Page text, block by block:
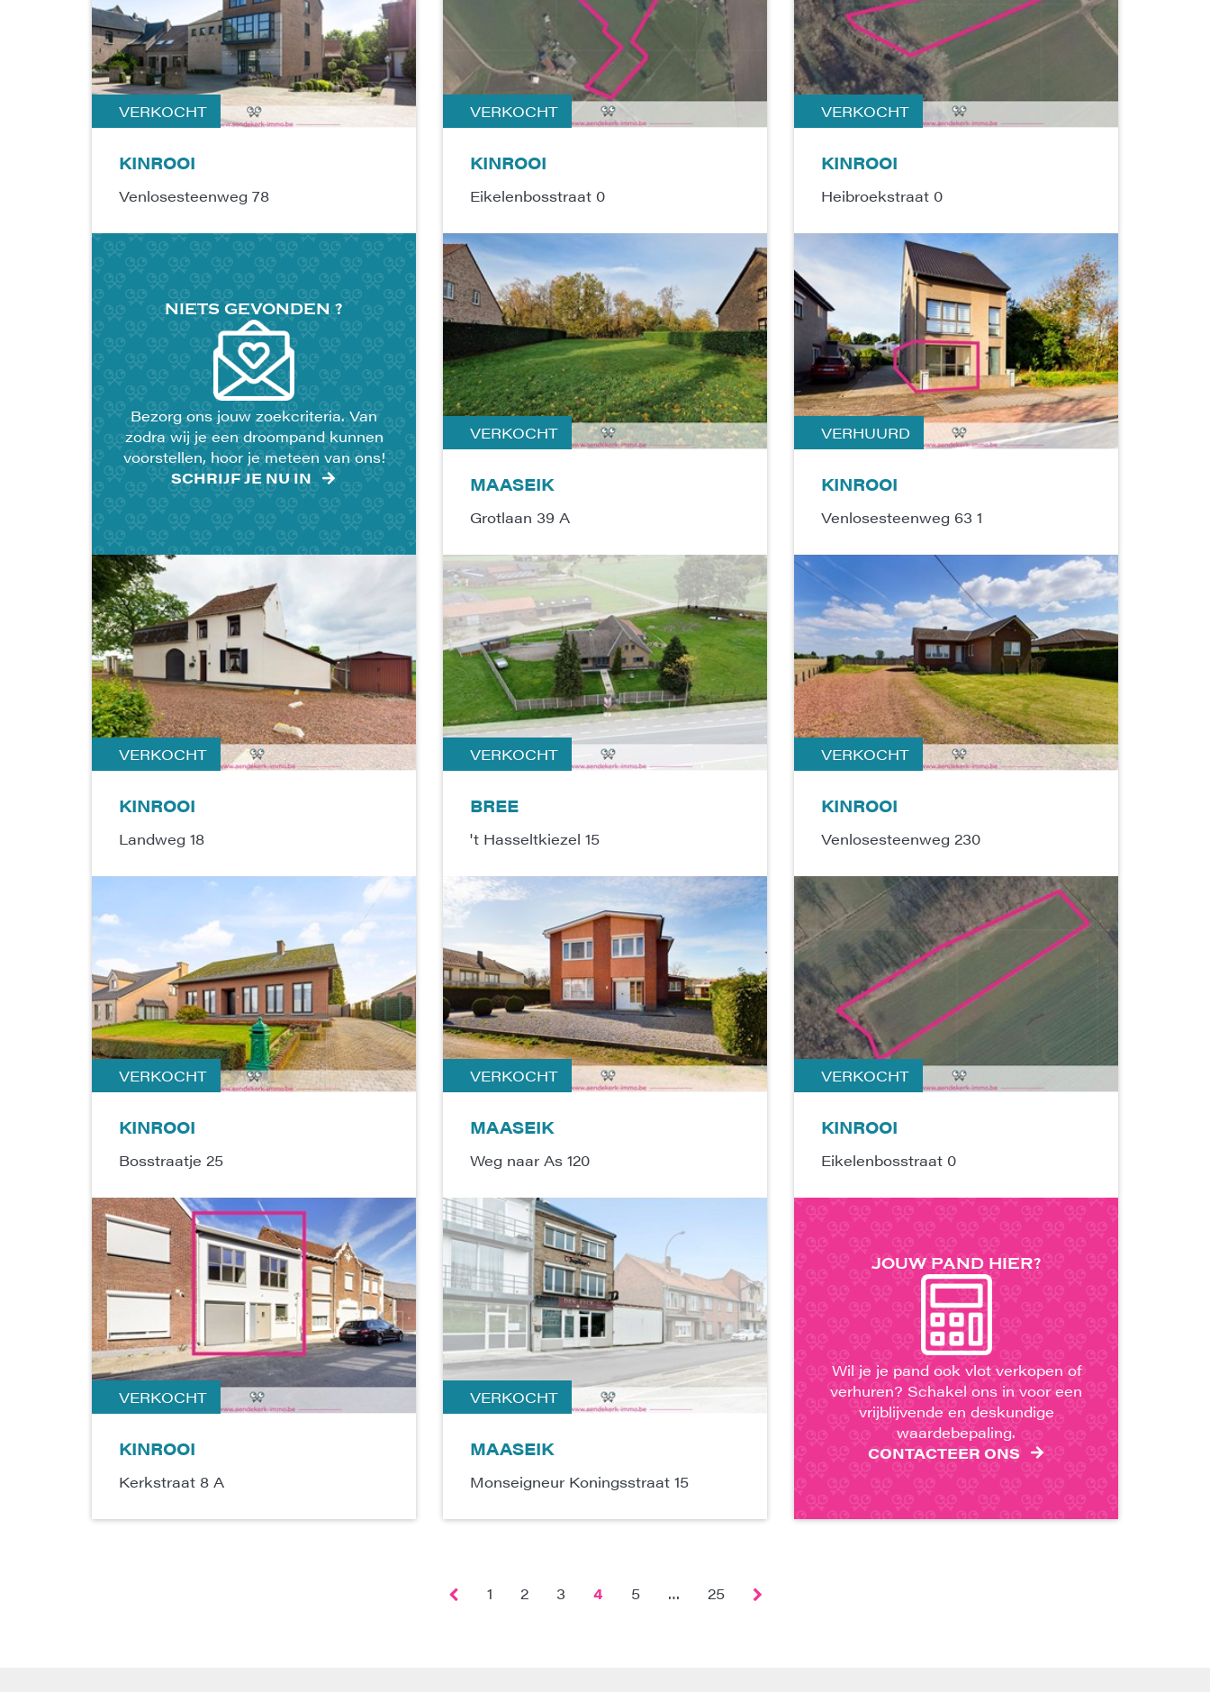
VERKOCHT
KINROOI
Venlosesteenweg 78
VERKOCHT
KINROOI
Eikelenbosstraat 0
VERKOCHT
KINROOI
Heibroekstraat 0
NIETS GEVONDEN?
Bezorg ons jouw zoekcriteria. Van
zodra wij je een droompand kunnen
voorstellen, hoor je meteen van ons!
SCHRIJF JE NU IN
VERKOCHT
MAASEIK
Grotlaan 39 A
VERHUURD
KINROOI
Venlosesteenweg 63 1
VERKOCHT
KINROOI
Landweg 18
VERKOCHT
BREE
't Hasseltkiezel 15
VERKOCHT
KINROOI
Venlosesteenweg 230
VERKOCHT
KINROOI
Bosstraatje 25
VERKOCHT
MAASEIK
Weg naar As 120
VERKOCHT
KINROOI
Eikelenbosstraat 0
VERKOCHT
KINROOI
Kerkstraat 8 A
VERKOCHT
MAASEIK
Monseigneur Koningsstraat 15
JOUW PANDHIER?
Wil je je pand ook vlot verkopen of
verhuren? Schakel ons in voor een
vrijblijvende en deskundige
waardebepaling.
CONTACTEER ONS
1 2 3 4 5 … 25